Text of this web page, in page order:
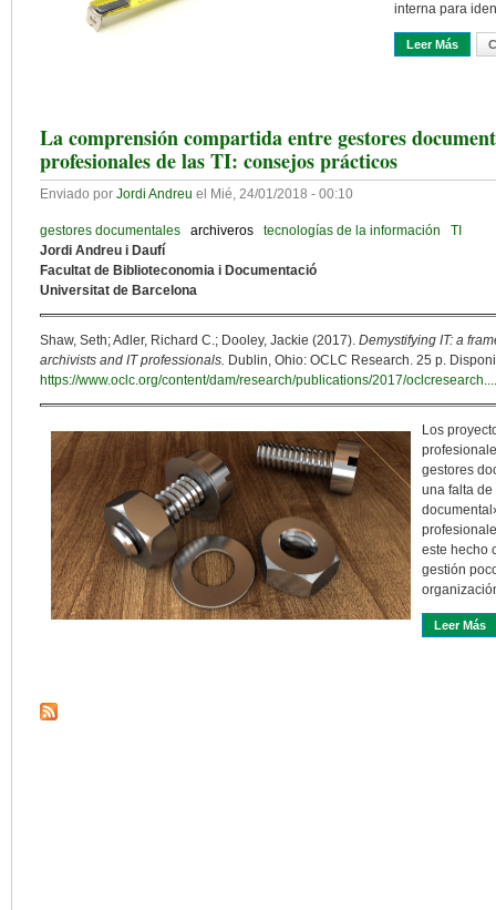
interna para
Leer Más
La comprensión compartida entre gestores
profesionales de las TI: consejos prácticos
Enviado por Jordi Andreu el Mié, 24/01/2018 - 00:10
gestores documentales archiveros tecnologías de la información
TI
Jordi Andreu i Daufí
Facultat de Biblioteconomia i Documentació
Universitat de Barcelona
Shaw, Seth; Adler, Richard C.; Dooley, Jackie (2017). Demystifying IT: a
archivists and IT professionals. Dublin, Ohio: OCLC Research. 25 p.
https://www.oclc.org/content/dam/research/publications/2017/oclcresearch...
Los
gestores
una falta
este hecho
gestión
Leer Más